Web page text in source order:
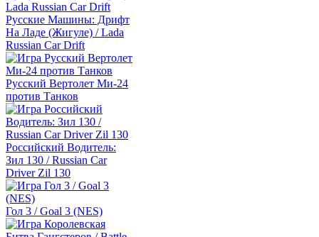
Русские Машины: Дрифт
На Ладе (Жигуле) / Lada
Russian Car Drift
Русский Вертолет Ми-24
против Танков
Российский Водитель:
Зил 130 / Russian Car
Driver Zil 130
Гол 3 / Goal 3 (NES)